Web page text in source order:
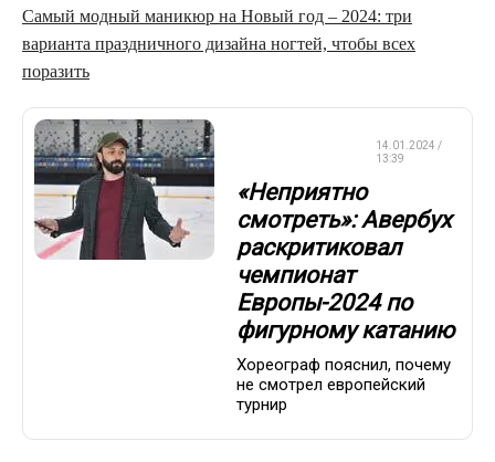
Самый модный маникюр на Новый год – 2024: три
варианта праздничного дизайна ногтей, чтобы всех
поразить
14.01.2024 /
13:39
«Неприятно
смотреть»: Авербух
раскритиковал
чемпионат
Европы-2024 по
фигурному катанию
Хореограф пояснил, почему
не смотрел европейский
турнир